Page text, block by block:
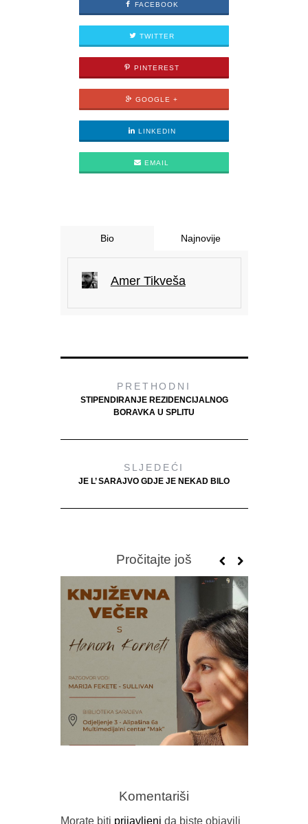
FACEBOOK
TWITTER
PINTEREST
GOOGLE +
LINKEDIN
EMAIL
Bio Najnovije
Amer Tikveša
PRETHODNI
STIPENDIRANJE REZIDENCIJALNOG
BORAVKA U SPLITU
SLJEDEĆI
JE L’ SARAJVO GDJE JE NEKAD BILO
Pročitajte još
Komentariši
Morate biti prijavljeni da biste objavili